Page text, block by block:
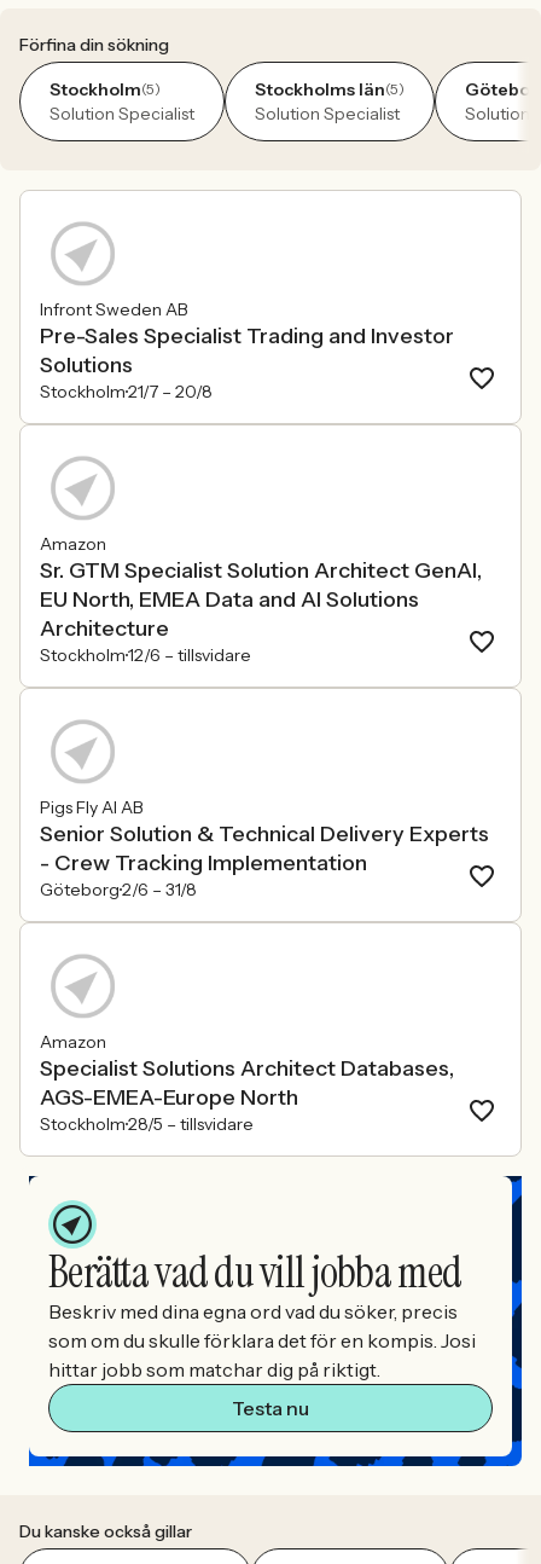
Förfina din sökning
Stockholm(5)
Solution Specialist
Stockholms län(5)
Solution Specialist
Solution
Infront Sweden AB
Pre-Sales Specialist Trading and Investor
Solutions
Stockholm21/7 – 20/8
Amazon
Sr. GTM Specialist Solution Architect GenAI,
EU North, EMEA Data and AI Solutions
Architecture
Stockholm12/6 – tillsvidare
Pigs Fly AI AB
Senior Solution & Technical Delivery Experts
- Crew Tracking Implementation
Göteborg2/6 – 31/8
Amazon
Specialist Solutions Architect Databases,
AGS-EMEA-Europe North
Stockholm28/5 – tillsvidare
Berätta vad du vill jobba med
Beskriv med dina egna ord vad du söker, precis
som om du skulle förklara det för en kompis. Josi
hittar jobb som matchar dig på riktigt.
Testa nu
Du kanske också gillar